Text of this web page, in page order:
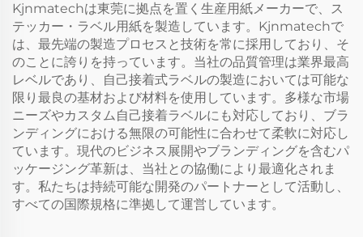
Kjnmatechは東莞に拠点を置く生産用紙メーカーで、ス
テッカー・ラベル用紙を製造しています。Kjnmatechで
は、最先端の製造プロセスと技術を常に採用しており、そ
のことに誇りを持っています。当社の品質管理は業界最高
レベルであり、自己接着式ラベルの製造においては可能な
限り最良の基材および材料を使用しています。多様な市場
ニーズやカスタム自己接着ラベルにも対応しており、ブラ
ンディングにおける無限の可能性に合わせて柔軟に対応し
ています。現代のビジネス展開やブランディングを含むパ
ッケージング革新は、当社との協働により最適化されま
す。私たちは持続可能な開発のパートナーとして活動し、
すべての国際規格に準拠して運営しています。